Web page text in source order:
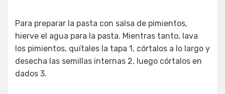
Para preparar la pasta con salsa de pimientos,
hierve el agua para la pasta. Mientras tanto, lava
los pimientos, quítales la tapa 1, córtalos a lo largo y
desecha las semillas internas 2, luego córtalos en
dados 3.